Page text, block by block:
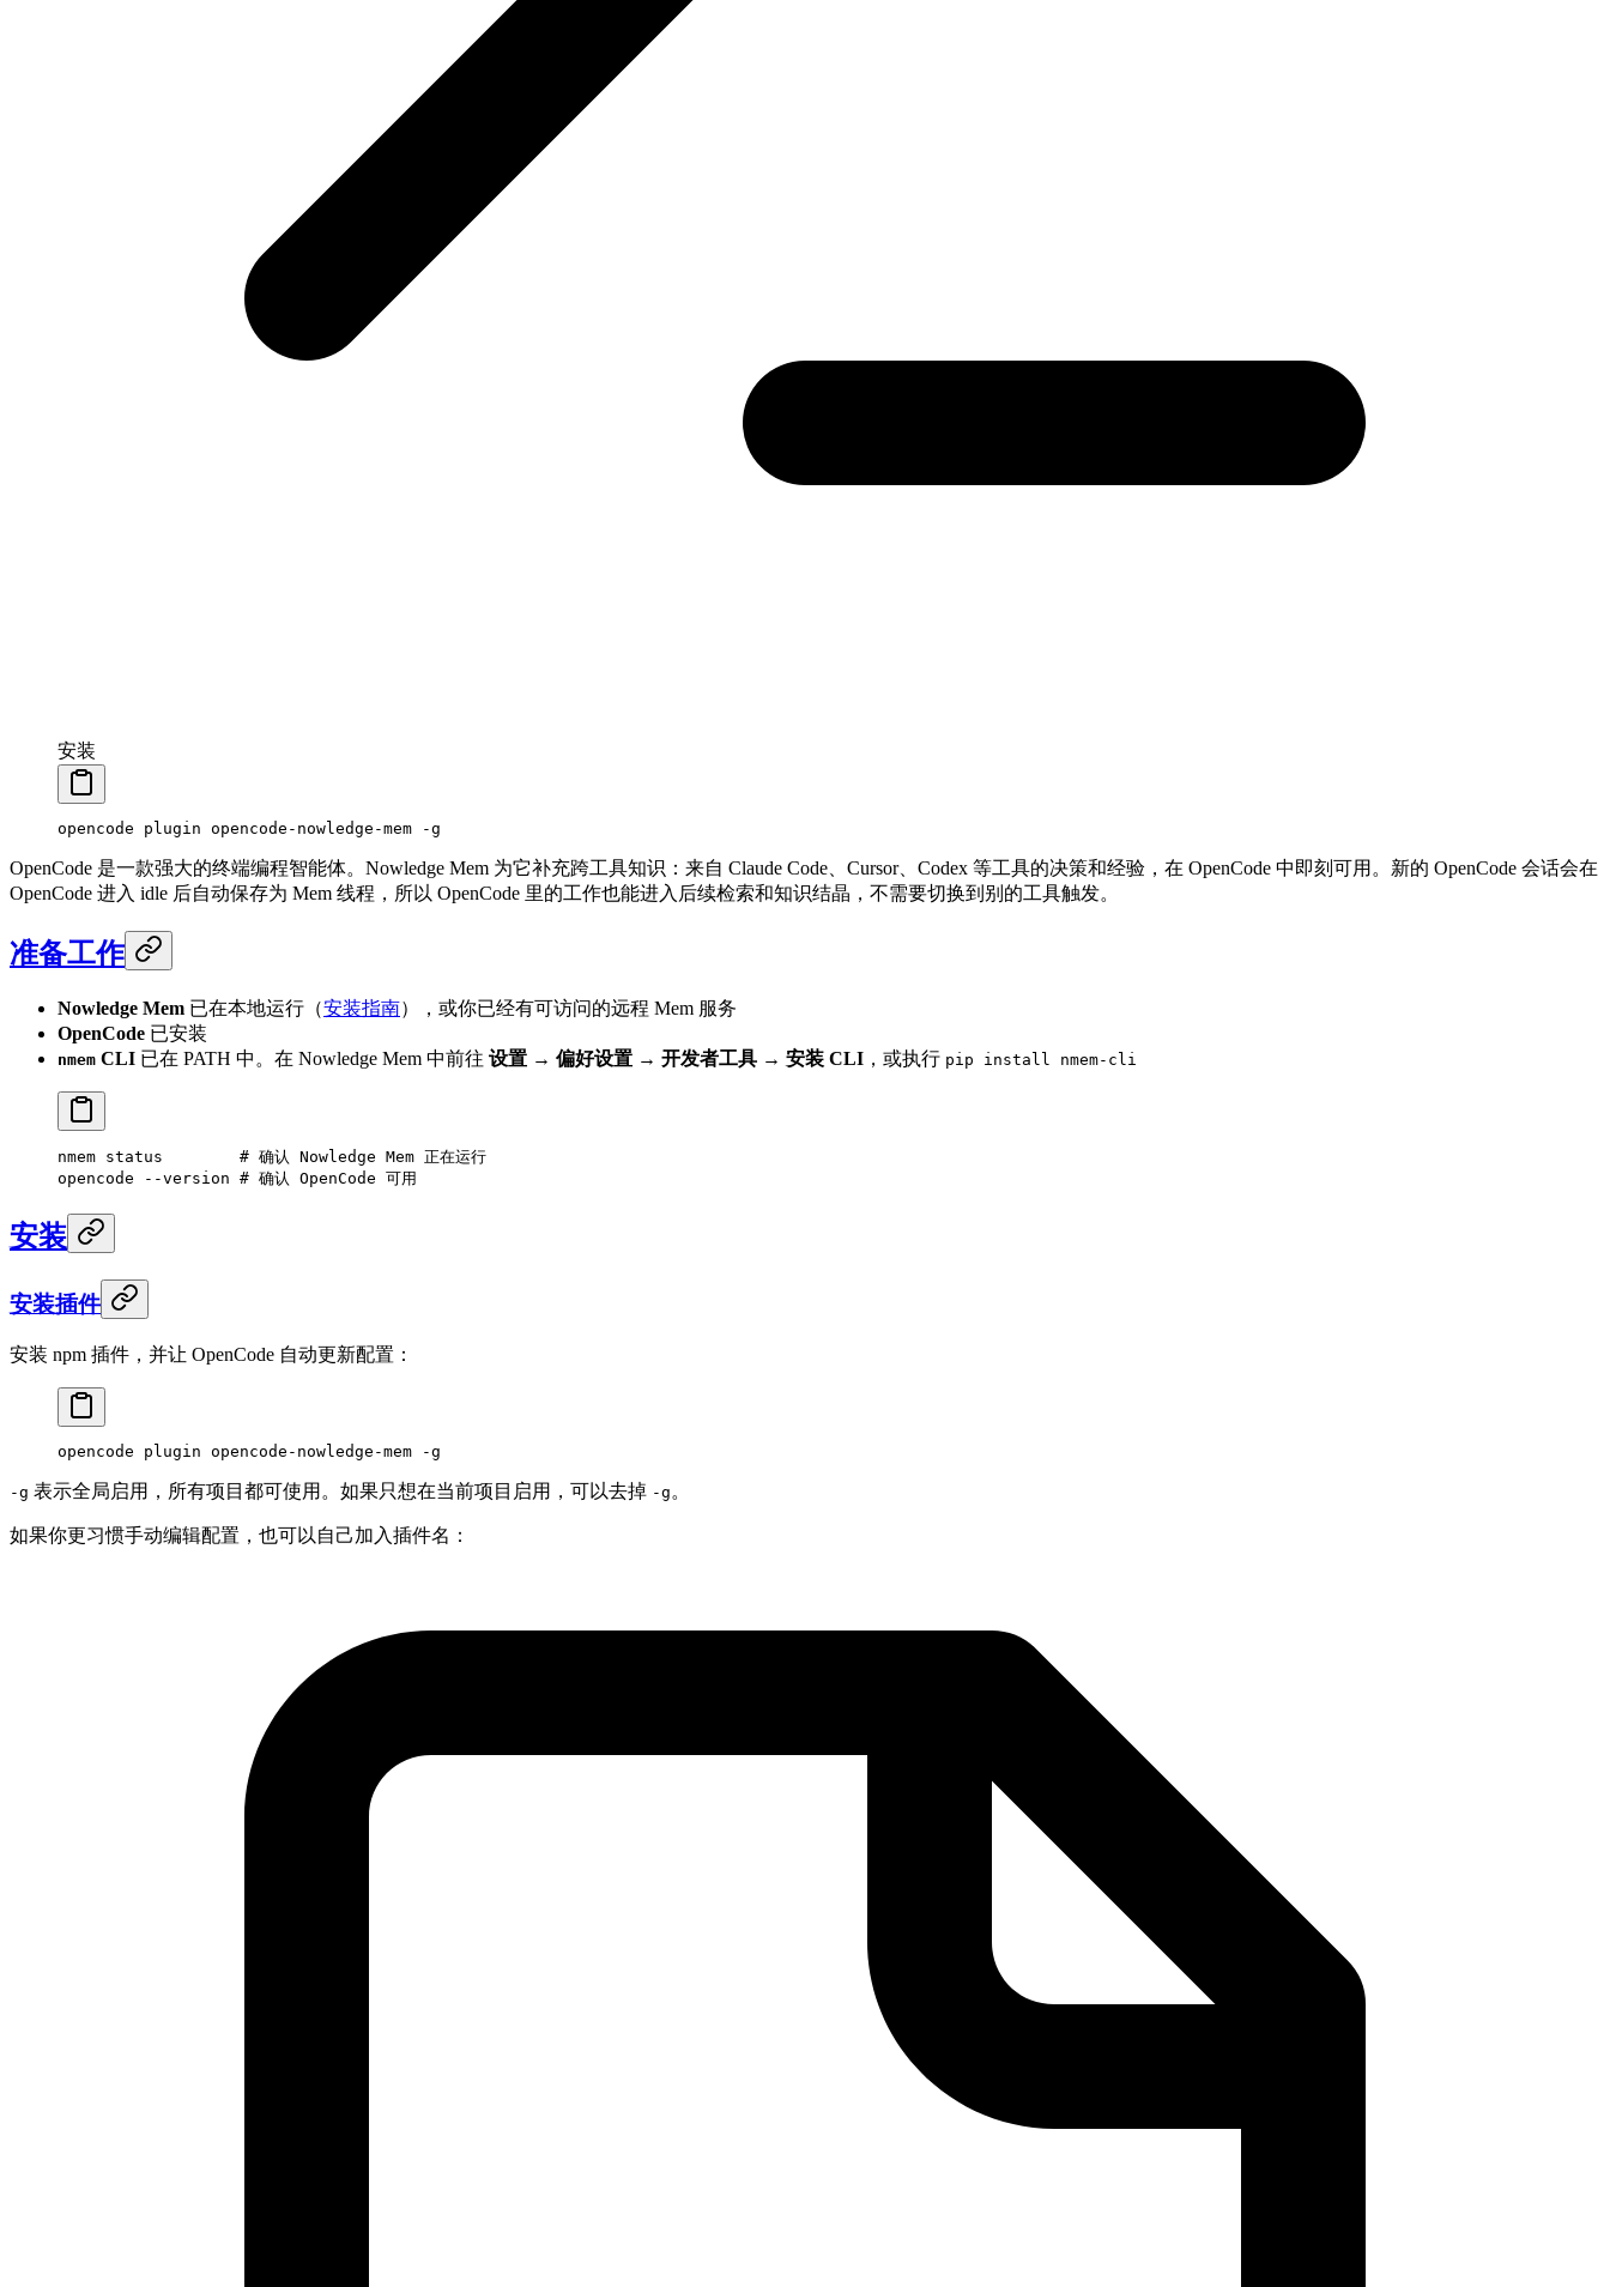
安装
opencode plugin opencode-nowledge-mem -g
OpenCode 是一款强大的终端编程智能体。Nowledge Mem 为它补充跨工具知识：来自 Claude Code、Cursor、Codex 等工具的决策和经验，在 OpenCode 中即刻可用。新的 OpenCode 会话会在
OpenCode 进入 idle 后自动保存为 Mem 线程，所以 OpenCode 里的工作也能进入后续检索和知识结晶，不需要切换到别的工具触发。
准备工作
Nowledge Mem 已在本地运行（安装指南），或你已经有可访问的远程 Mem 服务
OpenCode 已安装
nmem CLI 已在 PATH 中。在 Nowledge Mem 中前往 设置 → 偏好设置 → 开发者工具 → 安装 CLI ，或执行 pip install nmem-cli
nmem status
        # 确认 Nowledge Mem 正在运行
opencode --version # 确认 OpenCode 可用
安装
安装插件
安装 npm 插件，并让 OpenCode 自动更新配置：
opencode plugin opencode-nowledge-mem -g
-g 表示全局启用，所有项目都可使用。如果只想在当前项目启用，可以去掉 -g 。
如果你更习惯手动编辑配置，也可以自己加入插件名：